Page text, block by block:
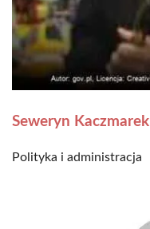
Seweryn Kaczmarek
Polityka i administracja